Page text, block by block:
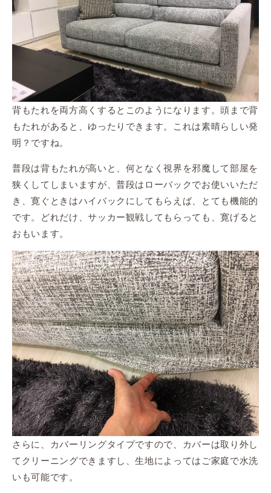
背もたれを両方高くするとこのようになります。頭まで背
もたれがあると、ゆったりできます。これは素晴らしい発
明？ですね。
普段は背もたれが高いと、何となく視界を邪魔して部屋を
狭くしてしまいますが、普段はローバックでお使いいただ
き、寛ぐときはハイバックにしてもらえば、とても機能的
です。どれだけ、サッカー観戦してもらっても、寛げると
おもいます。
さらに、カバーリングタイプですので、カバーは取り外し
てクリーニングできますし、生地によってはご家庭で水洗
いも可能です。